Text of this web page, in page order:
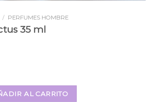
/ PERFUMES HOMBRE
35 ml
cantidad
AL CARRITO